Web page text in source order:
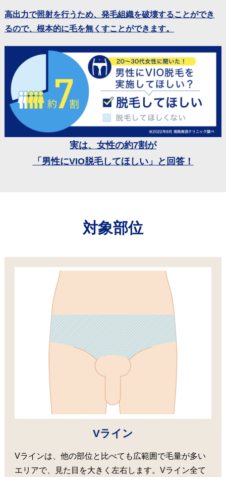
高出力で照射を行うため、発毛組織を破壊することができ
るので、根本的に毛を無くすことができます。
実は、女性の約7割が
「男性にVIO脱毛してほしい」と回答！
対象部位
Vライン
Vラインは、他の部位と比べても広範囲で毛量が多い
エリアで、見た目を大きく左右します。Vライン全て